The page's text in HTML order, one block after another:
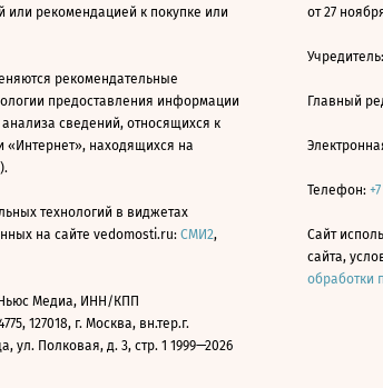
или рекомендацией к покупке или
рекомендательные
предоставления информации
сведений, относящихся к
«Интернет», находящихся на
технологий в виджетах
на сайте vedomosti.ru: СМИ2,
Медиа, ИНН/КПП
127018, г. Москва, вн.тер.г.
Полковая, д. 3, стр. 1 1999—2026
от 27
Главный
Телефон:
Сайт
сайта,
обработки